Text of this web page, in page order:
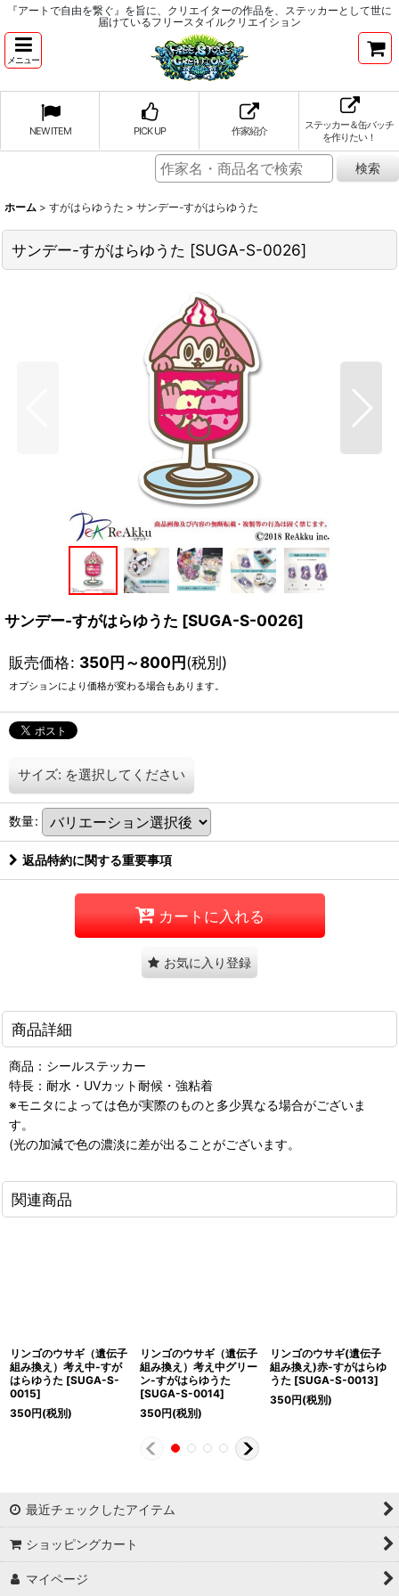
『アートで自由を繋ぐ』を旨に、クリエイターの作品を、ステッカーとして世に
届けているフリースタイルクリエイション
メニュー
NEW ITEM PICK UP 作家紹介
ステッカー＆缶バッチ
を作りたい！
ホーム > すがはらゆうた > サンデー-すがはらゆうた
サンデー-すがはらゆうた [SUGA-S-0026]
サンデー-すがはらゆうた [SUGA-S-0026]
販売価格: 350円～800円(税別)
オプションにより価格が変わる場合もあります。
サイズ: を選択してください
数量:
返品特約に関する重要事項
カートに入れる
お気に入り登録
商品詳細
商品：シールステッカー
特長：耐水・UVカット耐候・強粘着
※モニタによっては色が実際のものと多少異なる場合がございま
す。
(光の加減で色の濃淡に差が出ることがございます。
関連商品
リンゴのウサギ（遺伝子
組み換え）考え中-すが
はらゆうた [SUGA-S-
0015]
350円(税別)
リンゴのウサギ（遺伝子
組み換え）考え中グリー
ン-すがはらゆうた
[SUGA-S-0014]
350円(税別)
リンゴのウサギ(遺伝子
組み換え)赤-すがはらゆ
うた [SUGA-S-0013]
350円(税別)
最近チェックしたアイテム
ショッピングカート
マイページ